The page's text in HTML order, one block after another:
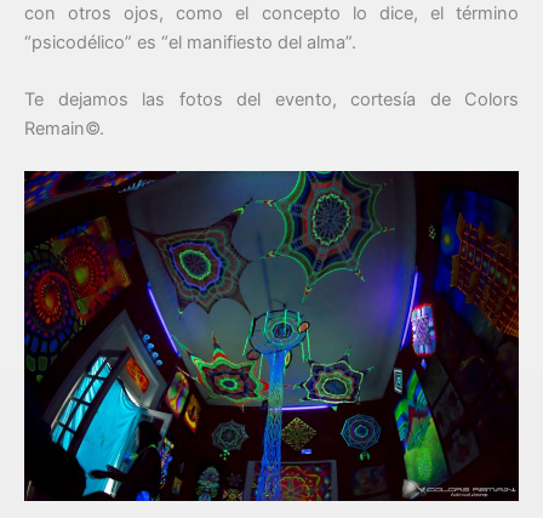
con otros ojos, como el concepto lo dice, el término
“psicodélico” es “el manifiesto del alma”.
Te dejamos las fotos del evento, cortesía de Colors
Remain©.